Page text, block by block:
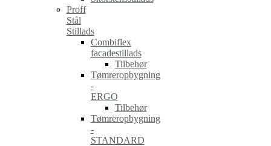
Proff
Stål
Stillads
Combiflex
facadestillads
Tilbehør
Tømreropbygning
-
ERGO
Tilbehør
Tømreropbygning
-
STANDARD